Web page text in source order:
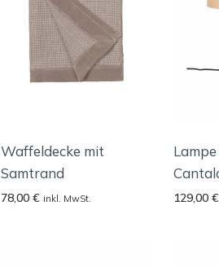
Waffeldecke mit
Samtrand
78,00€ inkl. MwSt. 129,00€